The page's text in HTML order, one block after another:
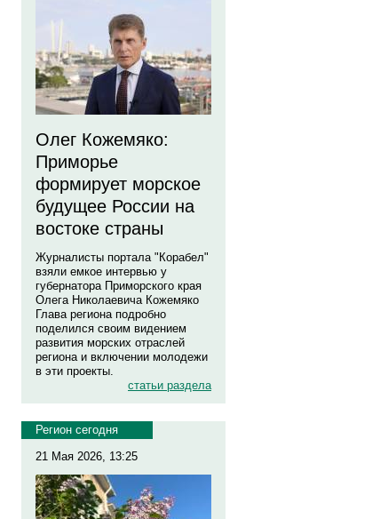
Олег Кожемяко:
Приморье
формирует морское
будущее России на
востоке страны
Журналисты портала "Корабел"
взяли емкое интервью у
губернатора Приморского края
Олега Николаевича Кожемяко
Глава региона подробно
поделился своим видением
развития морских отраслей
региона и включении молодежи
в эти проекты.
статьи раздела
Регион сегодня
21 Мая 2026, 13:25